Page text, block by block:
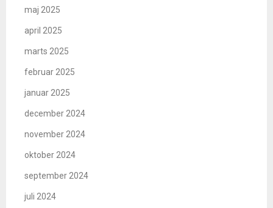
maj 2025
april 2025
marts 2025
februar 2025
januar 2025
december 2024
november 2024
oktober 2024
september 2024
juli 2024